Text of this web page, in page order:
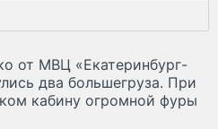
от МВЦ «Екатеринбург-
два большегруза. При
кабину огромной фуры